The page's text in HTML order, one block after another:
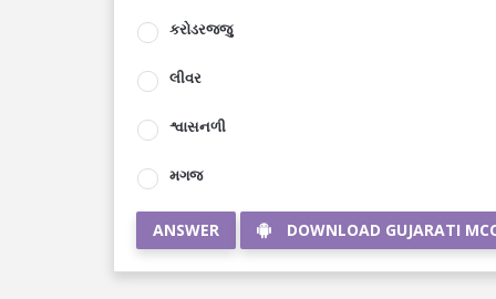
કરોડરજ્જુ
લીવર
શ્વાસનળી
મગજ
ANSWER DOWNLOAD GUJARATI